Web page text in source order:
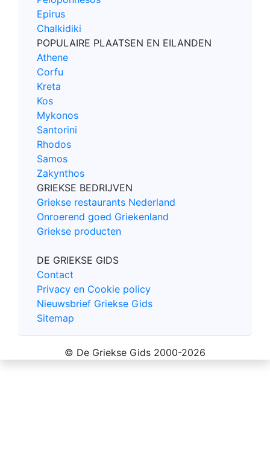
Epirus
Chalkidiki
POPULAIRE PLAATSEN EN EILANDEN
Athene
Corfu
Kreta
Kos
Mykonos
Santorini
Rhodos
Samos
Zakynthos
GRIEKSE BEDRIJVEN
Griekse restaurants Nederland
Onroerend goed Griekenland
Griekse producten
DE GRIEKSE GIDS
Contact
Privacy en Cookie policy
Nieuwsbrief Griekse Gids
Sitemap
© De Griekse Gids 2000-2026